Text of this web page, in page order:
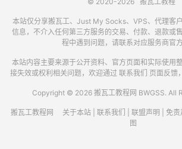
本站仅分享搬瓦工、Just My Socks、VPS、代理客
信息，不介入任何第三方服务的交易、付款、退款或
程中遇到问题，请联系对应服务商官方
本站内容主要来源于公开资料、官方页面和实际使用
接失效或权利相关问题，欢迎通过 联系我们 页面反馈
Copyright © 2026 搬瓦工教程网 BWGSS. All
搬瓦工教程网 关于本站| 联系我们 联盟声明 免责
图